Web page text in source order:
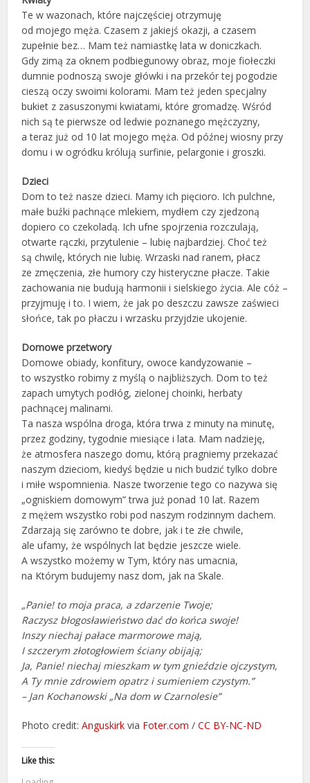
Te w wazonach, które najczęściej otrzymuję
od mojego męża. Czasem z jakiejś okazji, a czasem
zupełnie bez… Mam też namiastkę lata w doniczkach.
Gdy zimą za oknem podbiegunowy obraz, moje fiołeczki
dumnie podnoszą swoje główki i na przekór tej pogodzie
cieszą oczy swoimi kolorami. Mam też jeden specjalny
bukiet z zasuszonymi kwiatami, które gromadzę. Wśród
nich są te pierwsze od ledwie poznanego mężczyzny,
a teraz już od 10 lat mojego męża. Od późnej wiosny przy
domu i w ogródku królują surfinie, pelargonie i groszki.
Dzieci
Dom to też nasze dzieci. Mamy ich pięcioro. Ich pulchne,
małe buźki pachnące mlekiem, mydłem czy zjedzoną
dopiero co czekoladą. Ich ufne spojrzenia rozczulają,
otwarte rączki, przytulenie – lubię najbardziej. Choć też
są chwilę, których nie lubię. Wrzaski nad ranem, płacz
ze zmęczenia, złe humory czy histeryczne płacze. Takie
zachowania nie budują harmonii i sielskiego życia. Ale cóż –
przyjmuję i to. I wiem, że jak po deszczu zawsze zaświeci
słońce, tak po płaczu i wrzasku przyjdzie ukojenie.
Domowe przetwory
Domowe obiady, konfitury, owoce kandyzowanie –
to wszystko robimy z myślą o najbliższych. Dom to też
zapach umytych podłóg, zielonej choinki, herbaty
pachnącej malinami.
Ta nasza wspólna droga, która trwa z minuty na minutę,
przez godziny, tygodnie miesiące i lata. Mam nadzieję,
że atmosfera naszego domu, którą pragniemy przekazać
naszym dzieciom, kiedyś będzie u nich budzić tylko dobre
i miłe wspomnienia. Nasze tworzenie tego co nazywa się
„ogniskiem domowym” trwa już ponad 10 lat. Razem
z mężem wszystko robi pod naszym rodzinnym dachem.
Zdarzają się zarówno te dobre, jak i te złe chwile,
ale ufamy, że wspólnych lat będzie jeszcze wiele.
A wszystko możemy w Tym, który nas umacnia,
na Którym budujemy nasz dom, jak na Skale.
„Panie! to moja praca, a zdarzenie Twoje;
Raczysz błogosławieństwo dać do końca swoje!
Inszy niechaj pałace marmorowe mają,
I szczerym złotogłowiem ściany obijają;
Ja, Panie! niechaj mieszkam w tym gnieździe ojczystym,
A Ty mnie zdrowiem opatrz i sumieniem czystym.”
– Jan Kochanowski „Na dom w Czarnolesie”
Photo credit:Anguskirk via Foter.com /CC BY-NC-ND
Like this: